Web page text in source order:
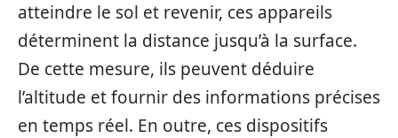
atteindre le sol et revenir, ces appareils
déterminent la distance jusqu’à la surface.
De cette mesure, ils peuvent déduire
l’altitude et fournir des informations précises
en temps réel. En outre, ces dispositifs